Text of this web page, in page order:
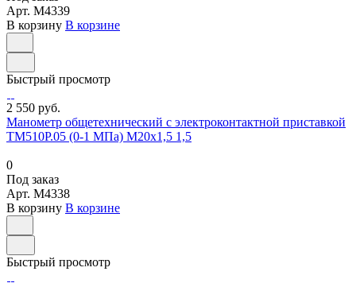
Арт. M4339
В корзину В корзине
Быстрый просмотр
2 550 руб.
Манометр общетехнический с электроконтактной приставкой
ТМ510Р.05 (0-1 МПа) М20х1,5 1,5
0
Под заказ
Арт. M4338
В корзину В корзине
Быстрый просмотр